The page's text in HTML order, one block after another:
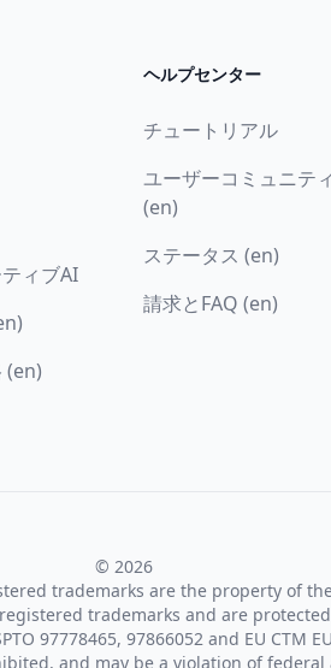
ィブAI
(en)
ヘルプセンター
チュートリアル
ユーザーコミュニティ
(en)
ステータス (en)
請求とFAQ (en)
© 2026
trademarks are the property of
trademarks and are
97778465, 97866052 and EU CTM
and may be a violation of